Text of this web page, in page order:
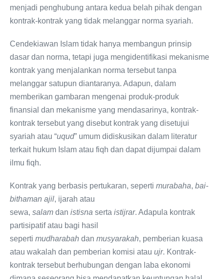
menjadi penghubung antara kedua belah pihak dengan
kontrak-kontrak yang tidak melanggar norma syariah.
Cendekiawan Islam tidak hanya membangun prinsip
dasar dan norma, tetapi juga mengidentifikasi mekanisme
kontrak yang menjalankan norma tersebut tanpa
melanggar satupun diantaranya. Adapun, dalam
memberikan gambaran mengenai produk-produk
finansial dan mekanisme yang mendasarinya, kontrak-
kontrak tersebut yang disebut kontrak yang disetujui
syariah atau “uqud” umum didiskusikan dalam literatur
terkait hukum Islam atau fiqh dan dapat dijumpai dalam
ilmu fiqh.
Kontrak yang berbasis pertukaran, seperti murabaha, bai-
bithaman ajil, ijarah atau
sewa, salam dan istisna serta istijrar. Adapula kontrak
partisipatif atau bagi hasil
seperti mudharabah dan musyarakah, pemberian kuasa
atau wakalah dan pemberian komisi atau ujr. Kontrak-
kontrak tersebut berhubungan dengan laba ekonomi